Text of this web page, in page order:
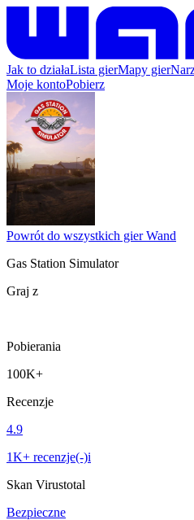
Jak to działaLista gierMapy gier
Moje kontoPobierz
Powrót do wszystkich gier Wand
Gas Station Simulator
Graj z
Pobierania
100K+
Recenzje
4.9
1K+ recenzje(-)i
Skan Virustotal
Bezpieczne